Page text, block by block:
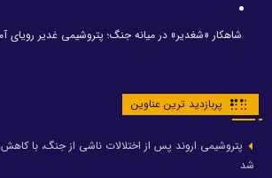
شاهکار «شغدیر» در میانه جنگ؛ پتروشیمی غدیر رویای
پربازدید ترین عناوین
شد